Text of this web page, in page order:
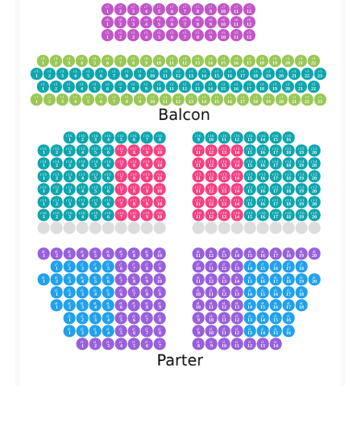
r7
1
r7
2
r7
3
r7
4
r7
5
r7
6
r7
7
r7
8
r7
9
r7
10
r7
11
r7
12
r6
1
r6
2
r6
3
r6
4
r6
5
r6
6
r6
7
r6
8
r6
9
r6
10
r6
11
r6
12
r5
1
r5
2
r5
3
r5
4
r5
5
r5
6
r5
7
r5
8
r5
9
r5
10
r5
11
r5
12
r4
1
r4
2
r4
3
r4
4
r4
5
r4
6
r4
7
r4
8
r4
9
r4
10
r4
11
r4
12
r4
13
r4
14
r4
15
r4
16
r4
17
r4
18
r4
19
r4
20
r4
21
r4
22
r3
1
r3
2
r3
3
r3
4
r3
5
r3
6
r3
7
r3
8
r3
9
r3
10
r3
11
r3
12
r3
13
r3
14
r3
15
r3
16
r3
17
r3
18
r3
19
r3
20
r3
21
r3
22
r3
23
r2
1
r2
2
r2
3
r2
4
r2
5
r2
6
r2
7
r2
8
r2
9
r2
10
r2
11
r2
12
r2
13
r2
14
r2
15
r2
16
r2
17
r2
18
r2
19
r2
20
r2
21
r2
22
r1
1
r1
2
r1
3
r1
4
r1
5
r1
6
r1
7
r1
8
r1
9
r1
10
r1
11
r1
12
r1
13
r1
14
r1
15
r1
16
r1
17
r1
18
r1
19
r1
20
r1
21
r1
22
r1
23
r16
1
r16
2
r16
3
r16
4
r16
5
r16
6
r16
7
r16
8
r16
9
r16
10
r16
11
r16
12
r16
13
r16
14
r16
15
r16
16
r15
1
r15
2
r15
3
r15
4
r15
5
r15
6
r15
7
r15
8
r15
9
r15
10
r15
11
r15
12
r15
13
r15
14
r15
15
r15
16
r15
17
r15
18
r15
19
r15
20
r14
1
r14
2
r14
3
r14
4
r14
5
r14
6
r14
7
r14
8
r14
9
r14
10
r14
11
r14
12
r14
13
r14
14
r14
15
r14
16
r14
17
r14
18
r14
19
r14
20
r13
1
r13
2
r13
3
r13
4
r13
5
r13
6
r13
7
r13
8
r13
9
r13
10
r13
11
r13
12
r13
13
r13
14
r13
15
r13
16
r13
17
r13
18
r13
19
r13
20
r12
1
r12
2
r12
3
r12
4
r12
5
r12
6
r12
7
r12
8
r12
9
r12
10
r12
11
r12
12
r12
13
r12
14
r12
15
r12
16
r12
17
r12
18
r12
19
r12
20
r11
1
r11
2
r11
3
r11
4
r11
5
r11
6
r11
7
r11
8
r11
9
r11
10
r11
11
r11
12
r11
13
r11
14
r11
15
r11
16
r11
17
r11
18
r11
19
r11
20
r10
1
r10
2
r10
3
r10
4
r10
5
r10
6
r10
7
r10
8
r10
9
r10
10
r10
11
r10
12
r10
13
r10
14
r10
15
r10
16
r10
17
r10
18
r10
19
r10
20
r8
1
r8
2
r8
3
r8
4
r8
5
r8
6
r8
7
r8
8
r8
9
r8
10
r8
11
r8
12
r8
13
r8
14
r8
15
r8
16
r8
17
r8
18
r8
19
r8
20
r7
1
r7
2
r7
3
r7
4
r7
5
r7
6
r7
7
r7
8
r7
9
r7
10
r7
11
r7
12
r7
13
r7
14
r7
15
r7
16
r7
17
r7
18
r6
1
r6
2
r6
3
r6
4
r6
5
r6
6
r6
7
r6
8
r6
9
r6
10
r6
11
r6
12
r6
13
r6
14
r6
15
r6
16
r6
17
r6
18
r6
19
r6
20
r5
1
r5
2
r5
3
r5
4
r5
5
r5
6
r5
7
r5
8
r5
9
r5
10
r5
11
r5
12
r5
13
r5
14
r5
15
r5
16
r5
17
r5
18
r4
1
r4
2
r4
3
r4
4
r4
5
r4
6
r4
7
r4
8
r4
9
r4
10
r4
11
r4
12
r4
13
r4
14
r4
15
r4
16
r4
17
r4
18
r3
1
r3
2
r3
3
r3
4
r3
5
r3
6
r3
7
r3
8
r3
9
r3
10
r3
11
r3
12
r3
13
r3
14
r3
15
r3
16
r2
1
r2
2
r2
3
r2
4
r2
5
r2
6
r2
7
r2
8
r2
9
r2
10
r2
11
r2
12
r2
13
r2
14
r2
15
r2
16
r1
1
r1
2
r1
3
r1
4
r1
5
r1
6
r1
7
r1
8
r1
9
r1
10
r1
11
r1
12
r1
13
r1
14